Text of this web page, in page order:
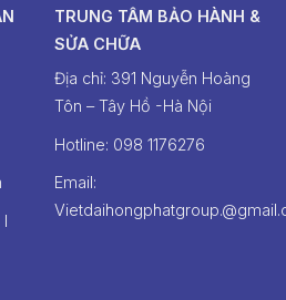
TRUNG TÂM BẢO HÀNH &
SỬA CHỮA
Địa chỉ: 391 Nguyễn Hoàng
Tôn – Tây Hồ -Hà Nội
Hotline: ‭098 1176276‬
Email: